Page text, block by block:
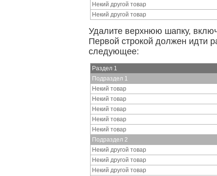
Некий другой товар
Некий другой товар
Удалите верхнюю шапку,
Первой строкой должен идти
следующее:
Раздел 1
Подраздел 1
Некий товар
Некий товар
Некий товар
Некий товар
Некий товар
Подраздел 2
Некий другой товар
Некий другой товар
Некий другой товар